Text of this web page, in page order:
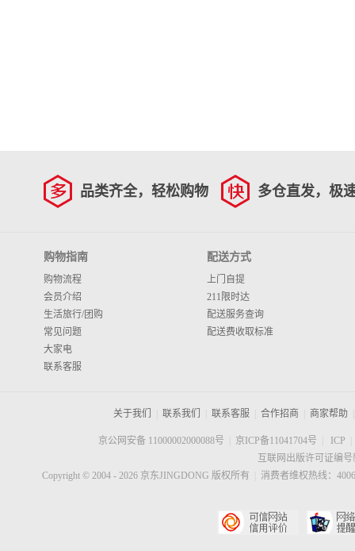
品类齐全，轻松购物 多仓直发，极
购物指南
购物流程
会员介绍
生活旅行/团购
常见问题
大家电
联系客服
配送方式
上门自提
211限时达
配送服务查询
配送费收取标准
关于我们 联系我们 联系客服 合作招商 商家帮助
京公网安备 11000002000088号 京ICP备11041704号 ICP
互联网出版许可证编
Copyright © 2004 - 2026京东JINGDONG 版权所有 消费者维权热线：